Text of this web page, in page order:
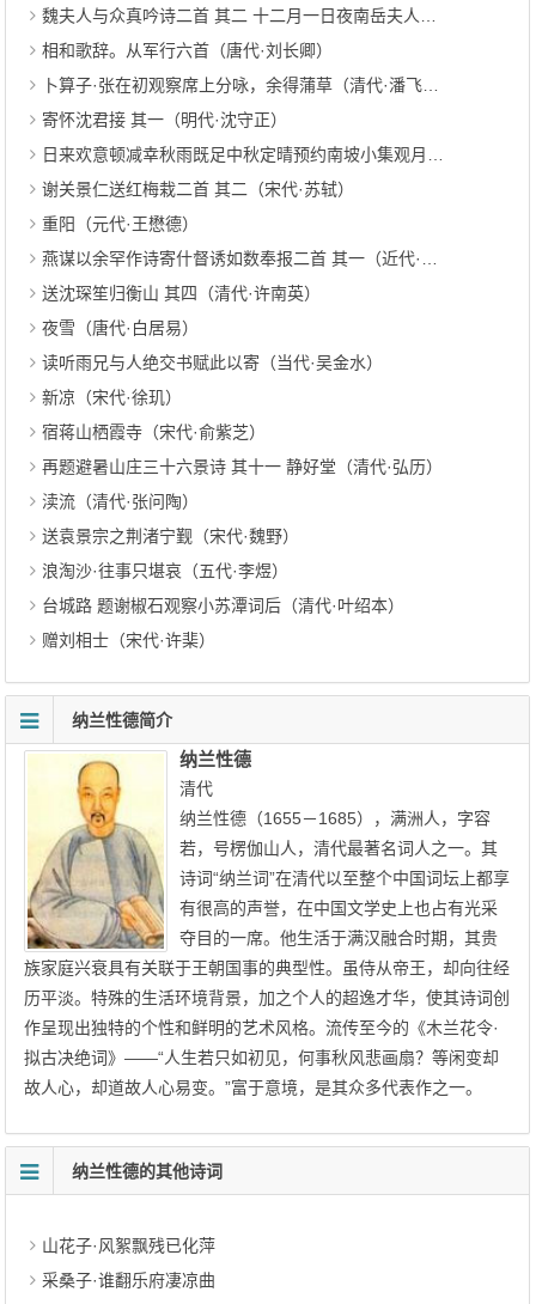
魏夫人与众真吟诗二首 其二 十二月一日夜南岳夫人作与许长史（魏晋·佚名）
相和歌辞。从军行六首（唐代·刘长卿）
卜算子·张在初观察席上分咏，余得蒲草（清代·潘飞声）
寄怀沈君接 其一（明代·沈守正）
日来欢意顿减幸秋雨既足中秋定晴预约南坡小集观月且属耘老弟董其事（宋代·虞俦）
谢关景仁送红梅栽二首 其二（宋代·苏轼）
重阳（元代·王懋德）
燕谋以余罕作诗寄什督诱如数奉报二首 其一（近代·钱钟书）
送沈琛笙归衡山 其四（清代·许南英）
夜雪（唐代·白居易）
读听雨兄与人绝交书赋此以寄（当代·吴金水）
新凉（宋代·徐玑）
宿蒋山栖霞寺（宋代·俞紫芝）
再题避暑山庄三十六景诗 其十一 静好堂（清代·弘历）
渎流（清代·张问陶）
送袁景宗之荆渚宁觐（宋代·魏野）
浪淘沙·往事只堪哀（五代·李煜）
台城路 题谢椒石观察小苏潭词后（清代·叶绍本）
赠刘相士（宋代·许棐）
纳兰性德简介
纳兰性德
清代
纳兰性德（1655－1685），满洲人，字容
若，号楞伽山人，清代最著名词人之一。其
诗词“纳兰词”在清代以至整个中国词坛上都享
有很高的声誉，在中国文学史上也占有光采
夺目的一席。他生活于满汉融合时期，其贵
族家庭兴衰具有关联于王朝国事的典型性。虽侍从帝王，却向往经
历平淡。特殊的生活环境背景，加之个人的超逸才华，使其诗词创
作呈现出独特的个性和鲜明的艺术风格。流传至今的《木兰花令·
拟古决绝词》——“人生若只如初见，何事秋风悲画扇？等闲变却
故人心，却道故人心易变。”富于意境，是其众多代表作之一。
纳兰性德的其他诗词
山花子·风絮飘残已化萍
采桑子·谁翻乐府凄凉曲